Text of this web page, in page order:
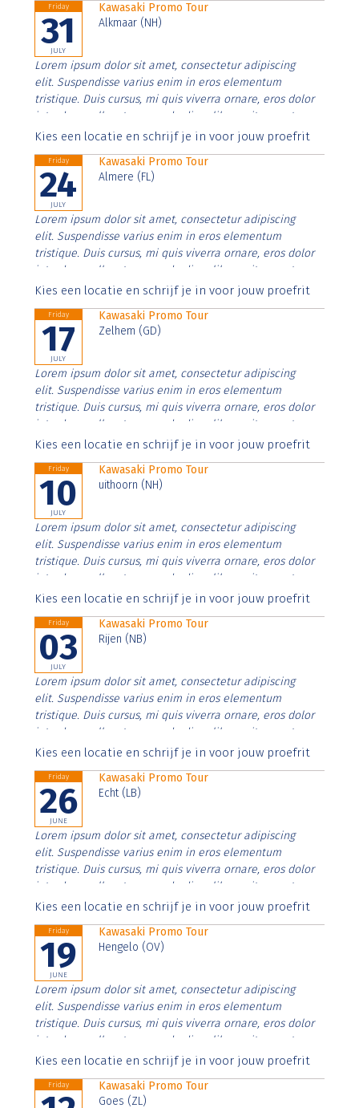
Friday
31
JULY
Kawasaki Promo Tour
Alkmaar (NH)
Lorem ipsum dolor sit amet, consectetur adipiscing
elit. Suspendisse varius enim in eros elementum
tristique. Duis cursus, mi quis viverra ornare, eros dolor
interdum nulla, ut commodo diam libero vitae erat.
Aenean faucibus nibh et justo cursus id rutrum lorem
Kies een locatie en schrijf je in voor jouw proefrit
Friday
24
JULY
Kawasaki Promo Tour
Almere (FL)
Lorem ipsum dolor sit amet, consectetur adipiscing
elit. Suspendisse varius enim in eros elementum
tristique. Duis cursus, mi quis viverra ornare, eros dolor
interdum nulla, ut commodo diam libero vitae erat.
Aenean faucibus nibh et justo cursus id rutrum lorem
Kies een locatie en schrijf je in voor jouw proefrit
Friday
17
JULY
Kawasaki Promo Tour
Zelhem (GD)
Lorem ipsum dolor sit amet, consectetur adipiscing
elit. Suspendisse varius enim in eros elementum
tristique. Duis cursus, mi quis viverra ornare, eros dolor
interdum nulla, ut commodo diam libero vitae erat.
Aenean faucibus nibh et justo cursus id rutrum lorem
Kies een locatie en schrijf je in voor jouw proefrit
Friday
10
JULY
Kawasaki Promo Tour
uithoorn (NH)
Lorem ipsum dolor sit amet, consectetur adipiscing
elit. Suspendisse varius enim in eros elementum
tristique. Duis cursus, mi quis viverra ornare, eros dolor
interdum nulla, ut commodo diam libero vitae erat.
Aenean faucibus nibh et justo cursus id rutrum lorem
Kies een locatie en schrijf je in voor jouw proefrit
Friday
03
JULY
Kawasaki Promo Tour
Rijen (NB)
Lorem ipsum dolor sit amet, consectetur adipiscing
elit. Suspendisse varius enim in eros elementum
tristique. Duis cursus, mi quis viverra ornare, eros dolor
interdum nulla, ut commodo diam libero vitae erat.
Aenean faucibus nibh et justo cursus id rutrum lorem
Kies een locatie en schrijf je in voor jouw proefrit
Friday
26
JUNE
Kawasaki Promo Tour
Echt (LB)
Lorem ipsum dolor sit amet, consectetur adipiscing
elit. Suspendisse varius enim in eros elementum
tristique. Duis cursus, mi quis viverra ornare, eros dolor
interdum nulla, ut commodo diam libero vitae erat.
Aenean faucibus nibh et justo cursus id rutrum lorem
Kies een locatie en schrijf je in voor jouw proefrit
Friday
19
JUNE
Kawasaki Promo Tour
Hengelo (OV)
Lorem ipsum dolor sit amet, consectetur adipiscing
elit. Suspendisse varius enim in eros elementum
tristique. Duis cursus, mi quis viverra ornare, eros dolor
interdum nulla, ut commodo diam libero vitae erat.
Aenean faucibus nibh et justo cursus id rutrum lorem
Kies een locatie en schrijf je in voor jouw proefrit
Friday
Kawasaki Promo Tour
Goes (ZL)